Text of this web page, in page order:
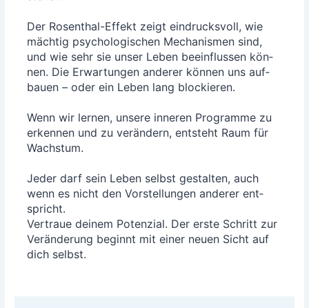
Der Rosen­thal-Effekt zeigt ein­drucks­voll, wie
mäch­tig psy­cho­lo­gi­schen Mecha­nis­men sind,
und wie sehr sie unser Leben beein­flus­sen kön­
nen. Die Erwar­tun­gen ande­rer kön­nen uns auf­
bau­en – oder ein Leben lang blo­ckie­ren.
Wenn wir ler­nen, unse­re inne­ren Pro­gram­me zu
erken­nen und zu ver­än­dern, ent­steht Raum für
Wachs­tum.
Jeder darf sein Leben selbst gestal­ten, auch
wenn es nicht den Vor­stel­lun­gen ande­rer ent­
spricht.
Ver­traue dei­nem Poten­zi­al. Der ers­te Schritt zur
Ver­än­de­rung beginnt mit einer neu­en Sicht auf
dich selbst.